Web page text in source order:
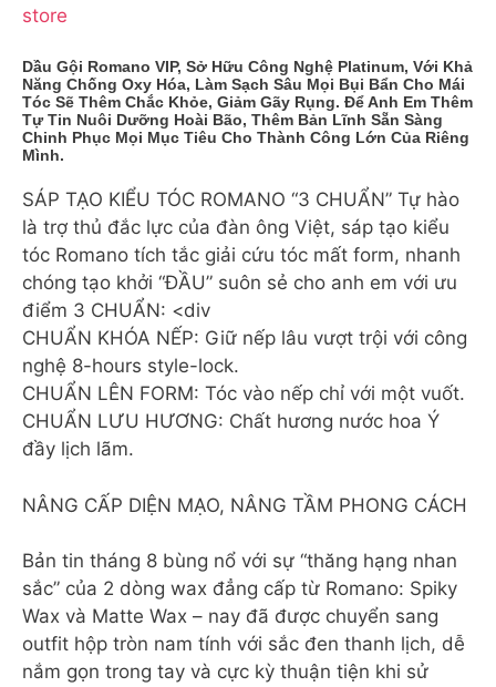
store
Dầu Gội Romano VIP, Sở Hữu Công Nghệ Platinum, Với Khả
Năng Chống Oxy Hóa, Làm Sạch Sâu Mọi Bụi Bẩn Cho Mái
Tóc Sẽ Thêm Chắc Khỏe, Giảm Gãy Rụng. Để Anh Em Thêm
Tự Tin Nuôi Dưỡng Hoài Bão, Thêm Bản Lĩnh Sẵn Sàng
Chinh Phục Mọi Mục Tiêu Cho Thành Công Lớn Của Riêng
Mình.
SÁP TẠO KIỂU TÓC ROMANO “3 CHUẨN” Tự hào
là trợ thủ đắc lực của đàn ông Việt, sáp tạo kiểu
tóc Romano tích tắc giải cứu tóc mất form, nhanh
chóng tạo khởi “ĐẦU” suôn sẻ cho anh em với ưu
điểm 3 CHUẨN: <div
CHUẨN KHÓA NẾP: Giữ nếp lâu vượt trội với công
nghệ 8-hours style-lock.
CHUẨN LÊN FORM: Tóc vào nếp chỉ với một vuốt.
CHUẨN LƯU HƯƠNG: Chất hương nước hoa Ý
đầy lịch lãm.
NÂNG CẤP DIỆN MẠO, NÂNG TẦM PHONG CÁCH
Bản tin tháng 8 bùng nổ với sự “thăng hạng nhan
sắc” của 2 dòng wax đẳng cấp từ Romano: Spiky
Wax và Matte Wax – nay đã được chuyển sang
outfit hộp tròn nam tính với sắc đen thanh lịch, dễ
nắm gọn trong tay và cực kỳ thuận tiện khi sử